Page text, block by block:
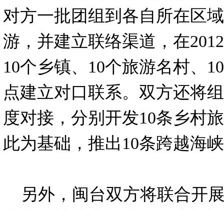
对方一批团组到各自所在区
游，并建立联络渠道，在
10个乡镇、10个旅游名村、
点建立对口联系。双方还将
度对接，分别开发10条乡村
此为基础，推出10条跨越海
另外，闽台双方将联合开